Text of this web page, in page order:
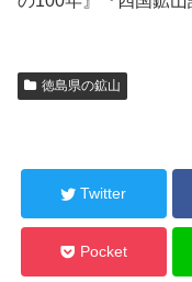
徳島県の鉱山
Twitter
Pocket